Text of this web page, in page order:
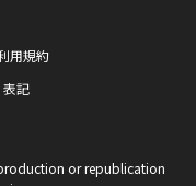
用規約
表記
or republication